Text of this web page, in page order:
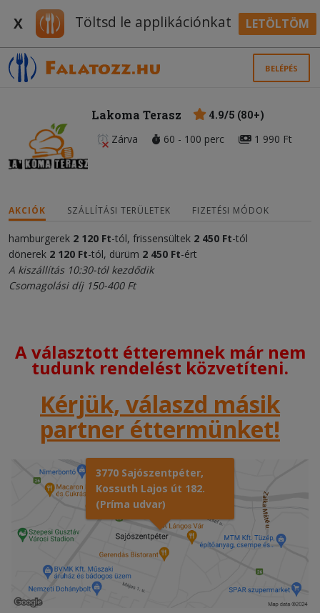
X Töltsd le applikációnkat LETÖLTÖM
BELÉPÉS
Lakoma Terasz
4.9/5 (80+)
Zárva
60 - 100 perc 1 990 Ft
AKCIÓK SZÁLLÍTÁSI TERÜLETEK FIZETÉSI MÓDOK
hamburgerek 2 120 Ft-tól, frissensültek 2 450 Ft-tól
dönerek 2 120 Ft-tól, dürüm 2 450 Ft-ért
A kiszállítás 10:30-tól kezdődik
Csomagolási díj 150-400 Ft
A választott étteremnek már nem
tudunk rendelést közvetíteni.
Kérjük, válaszd másik
partner éttermünket!
3770 Sajószentpéter,
Kossuth Lajos út 182.
(Príma udvar)